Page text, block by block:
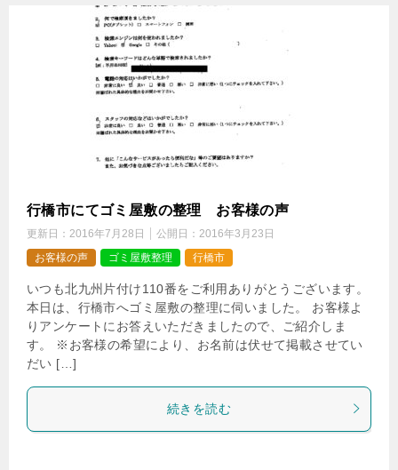
行橋市にてゴミ屋敷の整理 お客様の声
更新日： 2016年7月28日 公開日： 2016年3月23日
お客様の声
ゴミ屋敷整理 行橋市
いつも北九州片付け110番をご利用ありがとうございます。
本日は、行橋市へゴミ屋敷の整理に伺いました。 お客様よ
りアンケートにお答えいただきましたので、ご紹介しま
す。 ※お客様の希望により、お名前は伏せて掲載させてい
だい […]
続きを読む